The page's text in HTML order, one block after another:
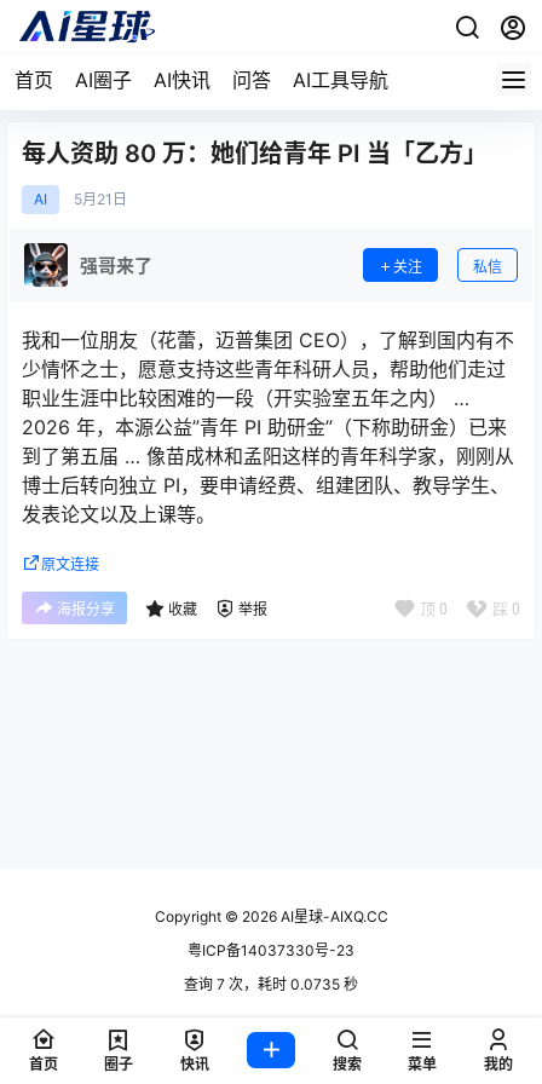
首页 AI圈子 AI快讯 问答 AI工具导航
每人资助 80 万：她们给青年 PI 当「乙方」
AI 5月 21日
强哥来了 关注 私信
我和一位朋友（花蕾，迈普集团 CEO），了解到国内有不
少情怀之士，愿意支持这些青年科研人员，帮助他们走过
职业生涯中比较困难的一段（开实验室五年之内） …
2026 年，本源公益”青年 PI 助研金”（下称助研金）已来
到了第五届 … 像苗成林和孟阳这样的青年科学家，刚刚从
博士后转向独立 PI，要申请经费、组建团队、教导学生、
发表论文以及上课等。
原文连接
海报分享 收藏 举报 顶 0 踩 0
Copyright © 2026AI星球-AIXQ.CC
粤ICP备14037330号-23
查询 7 次，耗时 0.0735 秒
首页 圈子 快讯 搜索 菜单 我的